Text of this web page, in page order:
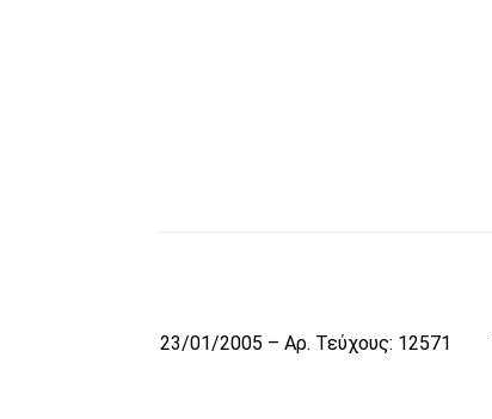
23/01/2005 – Αρ. Τεύχους: 12571